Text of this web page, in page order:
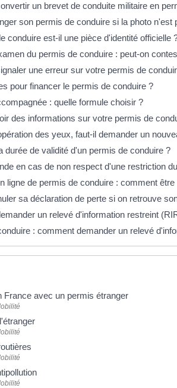
un brevet de conduite militaire en
son permis de conduire si la photo n'est
conduire est-il une pièce d'identité officielle
du permis de conduire : peut-on
une erreur sur votre permis de
pour financer le permis de conduire ?
: quelle formule choisir ?
des informations sur votre permis de
des yeux, faut-il demander un
durée de validité d'un permis de conduire ?
en cas de non respect d'une restriction
ligne de permis de conduire : comment
sa déclaration de perte si on retrouve
un relevé d'information restreint
: comment demander un relevé
France avec un permis étranger